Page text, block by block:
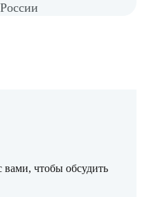
вами, чтобы обсудить